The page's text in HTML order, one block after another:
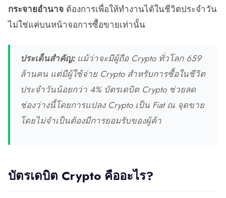
กระจายอำนาจ ต้องการเพื่อให้ทำงานได้ในชีวิตประจำวัน
ไม่ใช่แค่บนหน้าจอการซื้อขายเท่านั้น
ประเด็นสำคัญ:แม้ว่าจะมีผู้ถือ Crypto ทั่วโลก 659
ล้านคน แต่มีผู้ใช้จ่าย Crypto สำหรับการซื้อในชีวิต
ประจำวันน้อยกว่า 4% บัตรเดบิต Crypto ช่วยลด
ช่องว่างนี้โดยการแปลง Crypto เป็น Fiat ณ จุดขาย
โดยไม่จำเป็นต้องมีการยอมรับของผู้ค้า
บัตรเดบิต Crypto คืออะไร?